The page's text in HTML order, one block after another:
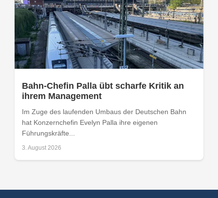
Bahn-Chefin Palla übt scharfe Kritik an
ihrem Management
Im Zuge des laufenden Umbaus der Deutschen Bahn
hat Konzernchefin Evelyn Palla ihre eigenen
Führungskräfte...
3. August 2026